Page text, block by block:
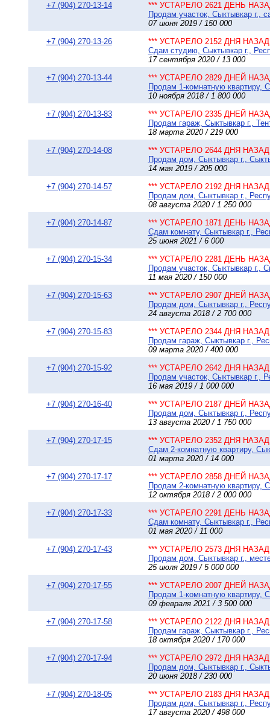
+7 (904) 270-13-14
*** УСТАРЕЛО 2621 ДЕНЬ
Продам участок, Сыктывкар г.,
07 июня 2019 / 150 000
+7 (904) 270-13-26
*** УСТАРЕЛО 2152 ДНЯ НАЗАД
Сдам студию, Сыктывкар г.,
17 сентября 2020 / 13 000
+7 (904) 270-13-44
*** УСТАРЕЛО 2829 ДНЕЙ
Продам 1-комнатную квартиру,
10 ноября 2018 / 1 800 000
+7 (904) 270-13-83
*** УСТАРЕЛО 2335 ДНЕЙ
Продам гараж, Сыктывкар г.,
18 марта 2020 / 219 000
+7 (904) 270-14-08
*** УСТАРЕЛО 2644 ДНЯ НАЗАД
Продам дом, Сыктывкар г.,
14 мая 2019 / 205 000
+7 (904) 270-14-57
*** УСТАРЕЛО 2192 ДНЯ НАЗАД
Продам дом, Сыктывкар г.,
08 августа 2020 / 1 250 000
+7 (904) 270-14-87
*** УСТАРЕЛО 1871 ДЕНЬ
Сдам комнату, Сыктывкар г.,
25 июня 2021 / 6 000
+7 (904) 270-15-34
*** УСТАРЕЛО 2281 ДЕНЬ
Продам участок, Сыктывкар г.,
11 мая 2020 / 150 000
+7 (904) 270-15-63
*** УСТАРЕЛО 2907 ДНЕЙ
Продам дом, Сыктывкар г.,
24 августа 2018 / 2 700 000
+7 (904) 270-15-83
*** УСТАРЕЛО 2344 ДНЯ НАЗАД
Продам гараж, Сыктывкар г.,
09 марта 2020 / 400 000
+7 (904) 270-15-92
*** УСТАРЕЛО 2642 ДНЯ НАЗАД
Продам участок, Сыктывкар г.,
16 мая 2019 / 1 000 000
+7 (904) 270-16-40
*** УСТАРЕЛО 2187 ДНЕЙ
Продам дом, Сыктывкар г.,
13 августа 2020 / 1 750 000
+7 (904) 270-17-15
*** УСТАРЕЛО 2352 ДНЯ НАЗАД
Сдам 2-комнатную квартиру,
01 марта 2020 / 14 000
+7 (904) 270-17-17
*** УСТАРЕЛО 2858 ДНЕЙ
Продам 2-комнатную квартиру,
12 октября 2018 / 2 000 000
+7 (904) 270-17-33
*** УСТАРЕЛО 2291 ДЕНЬ
Сдам комнату, Сыктывкар г.,
01 мая 2020 / 11 000
+7 (904) 270-17-43
*** УСТАРЕЛО 2573 ДНЯ НАЗАД
Продам дом, Сыктывкар г.,
25 июля 2019 / 5 000 000
+7 (904) 270-17-55
*** УСТАРЕЛО 2007 ДНЕЙ
Продам 1-комнатную квартиру,
09 февраля 2021 / 3 500 000
+7 (904) 270-17-58
*** УСТАРЕЛО 2122 ДНЯ НАЗАД
Продам гараж, Сыктывкар г.,
18 октября 2020 / 170 000
+7 (904) 270-17-94
*** УСТАРЕЛО 2972 ДНЯ НАЗАД
Продам дом, Сыктывкар г.,
20 июня 2018 / 230 000
+7 (904) 270-18-05
*** УСТАРЕЛО 2183 ДНЯ НАЗАД
Продам дом, Сыктывкар г.,
17 августа 2020 / 498 000